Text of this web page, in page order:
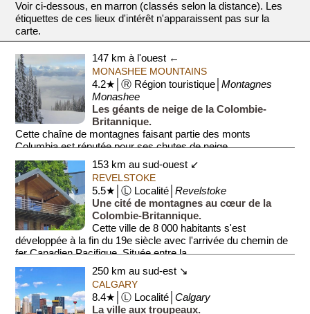
Voir ci-dessous, en marron (classés selon la distance). Les
étiquettes de ces lieux d'intérêt n'apparaissent pas sur la
carte.
147 km à l'ouest ←
MONASHEE MOUNTAINS
4.2★│Ⓡ Région touristique│Montagnes
Monashee
Les géants de neige de la Colombie-
Britannique.
Cette chaîne de montagnes faisant partie des monts
Columbia est réputée pour ses chutes de neige
exceptionnelles. C'est une destination privilégiée p...
153 km au sud-ouest ↙
REVELSTOKE
5.5★│Ⓛ Localité│Revelstoke
Une cité de montagnes au cœur de la
Colombie-Britannique.
Cette ville de 8 000 habitants s'est
développée à la fin du 19e siècle avec l'arrivée du chemin de
fer Canadien Pacifique. Située entre la...
250 km au sud-est ↘
CALGARY
8.4★│Ⓛ Localité│Calgary
La ville aux troupeaux.